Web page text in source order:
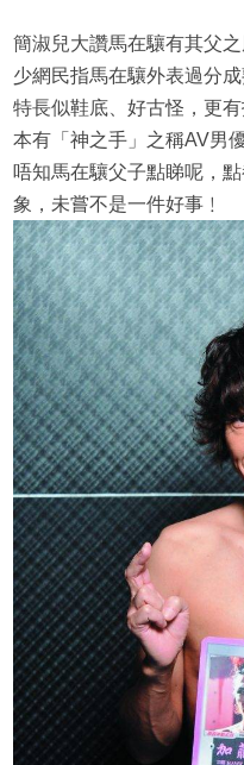
簡淑兒大讚馬在驤有其父
少網民指馬在驤外表過分
特長似鞋底、好古怪，更
本有「神之手」之稱AV男
唔知馬在驤父子點睇呢，
象，未嘗不是一件好事﹗